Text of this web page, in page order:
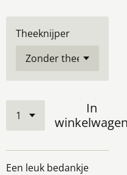
Theeknijper
In
Een leuk bedankje